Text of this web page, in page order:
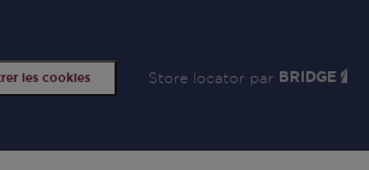
les cookies Store locator par BRIDGE